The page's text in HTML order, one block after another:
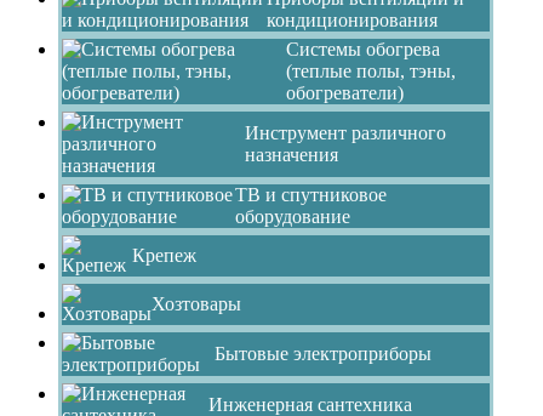
кондиционирования
Системы обогрева
(теплые полы, тэны,
обогреватели)
Инструмент различного
назначения
ТВ и спутниковое
оборудование
Крепеж
Хозтовары
Бытовые электроприборы
Инженерная сантехника